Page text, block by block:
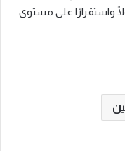
واستقرارًا على مستوى